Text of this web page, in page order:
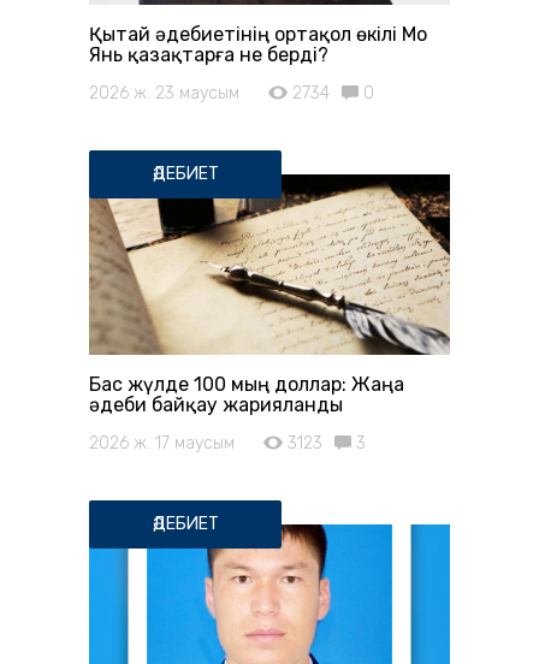
Қытай әдебиетінің ортақол өкілі Мо
Янь қазақтарға не берді?
2026 ж. 23 маусым 2734 0
ӘДЕБИЕТ
Бас жүлде 100 мың доллар: Жаңа
әдеби байқау жарияланды
2026 ж. 17 маусым 3123 3
ӘДЕБИЕТ